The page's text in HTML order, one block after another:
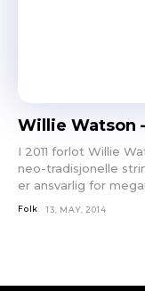
Willie Watson
I 2011 forlot Willie
neo-tradisjonelle
er ansvarlig for
Folk 13. MAY, 2014